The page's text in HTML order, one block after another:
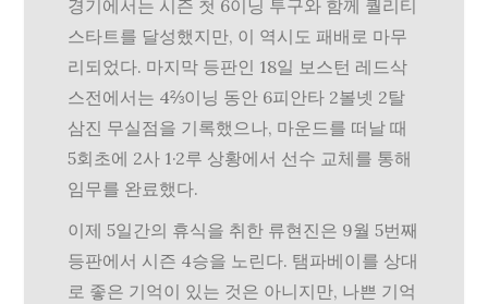
경기에서는 시즌 첫 6이닝 투구와 함께 퀄리티
스타트를 달성했지만, 이 역시도 패배로 마무
리되었다. 마지막 등판인 18일 보스턴 레드삭
스전에서는 4⅔이닝 동안 6피안타 2볼넷 2탈
삼진 무실점을 기록했으나, 마운드를 떠날 때
5회초에 2사 1·2루 상황에서 선수 교체를 통해
임무를 완료했다.
이제 5일간의 휴식을 취한 류현진은 9월 5번째
등판에서 시즌 4승을 노린다. 탬파베이를 상대
로 좋은 기억이 있는 것은 아니지만, 나쁜 기억